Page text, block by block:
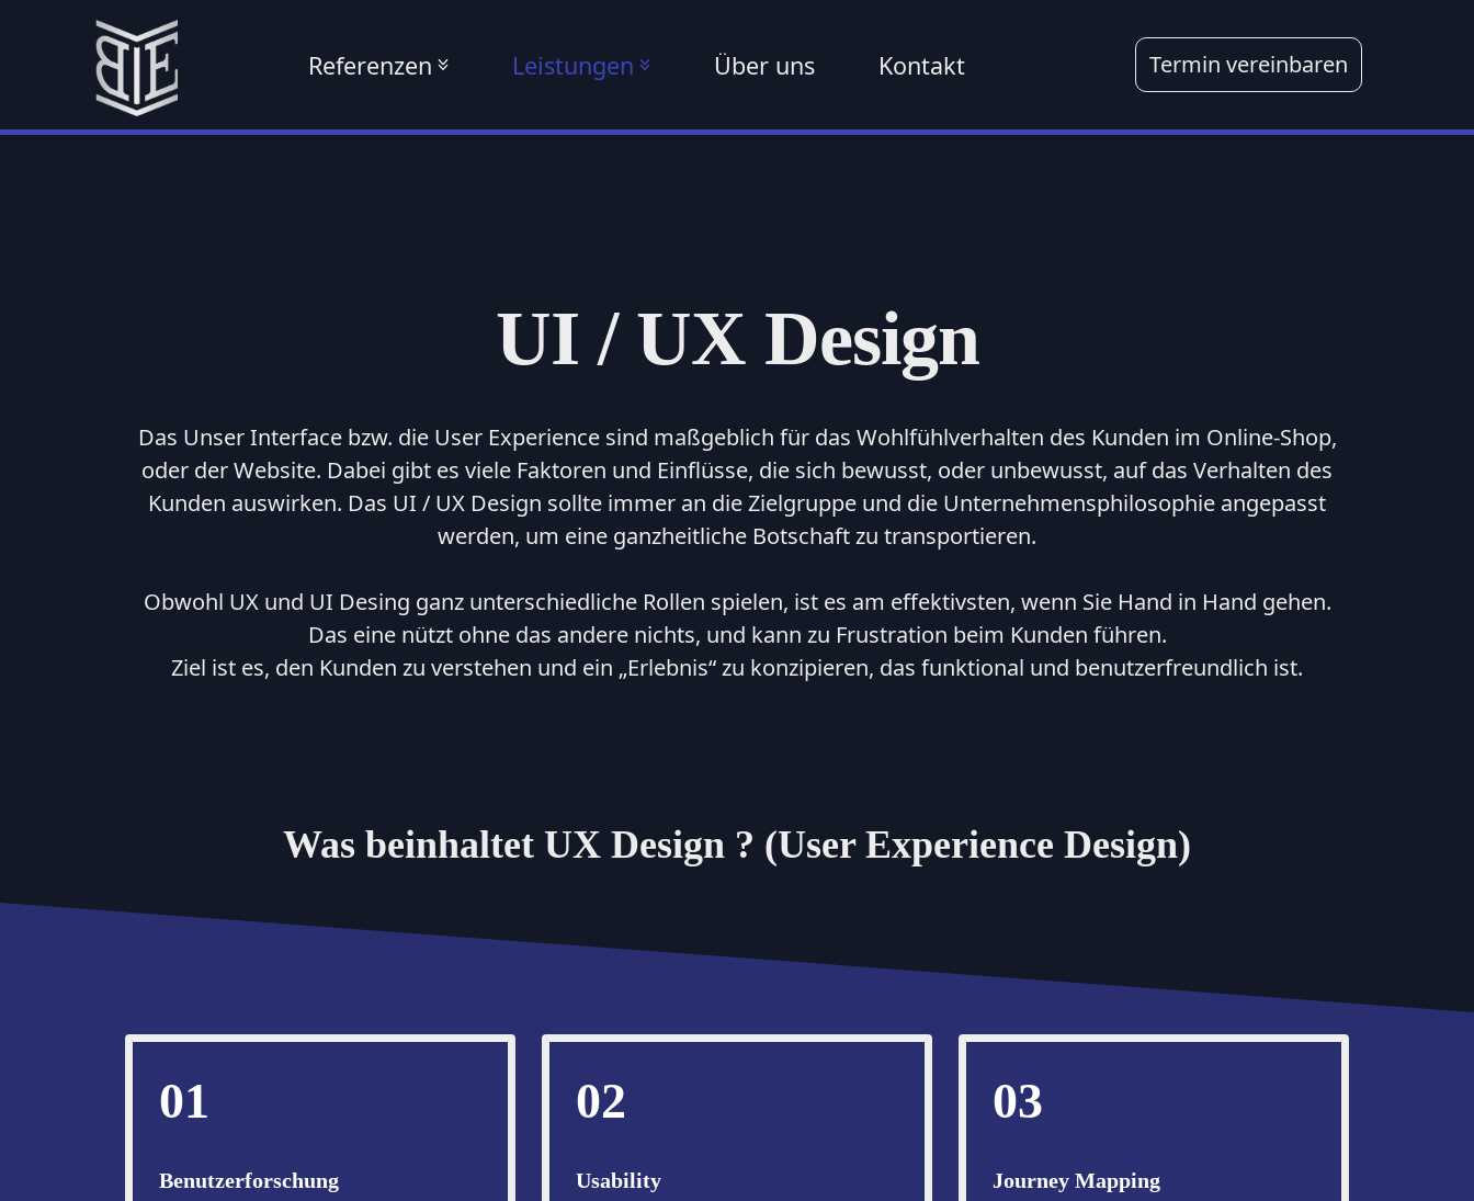
springen
Referenzen Leistungen
Wartung,
Betreuung &
Support Service
Konzeption
Warenwirtschaft
Prozessoptimierung
Ebay
Marketplace
Kaufland
Marketplace
Über uns Kontakt Termin vereinbaren
UI / UX Design
Das Unser Interface bzw. die User Experience sind maßgeblich für das Wohlfühlverhalten des Kunden im Online-Shop,
oder der Website. Dabei gibt es viele Faktoren und Einflüsse, die sich bewusst, oder unbewusst, auf das Verhalten des
Kunden auswirken. Das UI / UX Design sollte immer an die Zielgruppe und die Unternehmensphilosophie angepasst
werden, um eine ganzheitliche Botschaft zu transportieren.
Obwohl UX und UI Desing ganz unterschiedliche Rollen spielen, ist es am effektivsten, wenn Sie Hand in Hand gehen.
Das eine nützt ohne das andere nichts, und kann zu Frustration beim Kunden führen.
Ziel ist es, den Kunden zu verstehen und ein „Erlebnis“ zu konzipieren, das funktional und benutzerfreundlich ist.
Was beinhaltet UX Design ? (User Experience Design)
01
Benutzerforschung
02
Usability
03
Journey Mapping